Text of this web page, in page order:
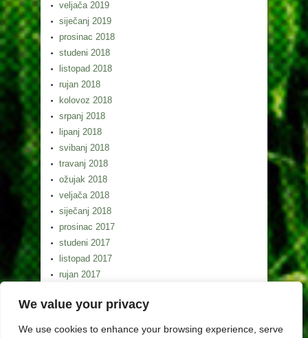
We value your privacy
We use cookies to enhance your browsing experience, serve
veljača 2019
siječanj 2019
prosinac 2018
studeni 2018
listopad 2018
rujan 2018
kolovoz 2018
srpanj 2018
lipanj 2018
svibanj 2018
travanj 2018
ožujak 2018
veljača 2018
siječanj 2018
prosinac 2017
studeni 2017
listopad 2017
rujan 2017
srpanj 2017